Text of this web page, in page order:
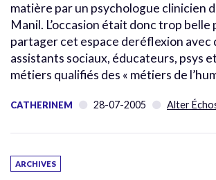
matière par un psychologue clinicien
Manil. L’occasion était donc trop belle
partager cet espace deréflexion avec
assistants sociaux, éducateurs, psys
métiers qualifiés des « métiers de
CATHERINEM 28-07-2005 Alter
ARCHIVES